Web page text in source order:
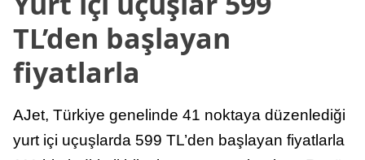
TL’den başlayan
fiyatlarla
AJet, Türkiye genelinde 41 noktaya düzenlediği
yurt içi uçuşlarda 599 TL’den başlayan fiyatlarla